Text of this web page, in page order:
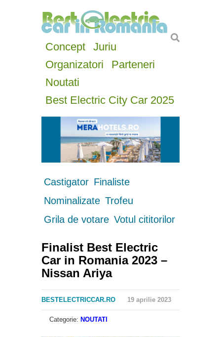
Concept
Juriu
Organizatori
Parteneri
Noutati
Best Electric City Car 2025
Castigator Finaliste
Nominalizate Trofeu
Grila de votare Votul cititorilor
Finalist Best Electric
Car in Romania 2023 –
Nissan Ariya
BESTELECTRICCAR.RO 19 aprilie 2023
Categorie: NOUTATI